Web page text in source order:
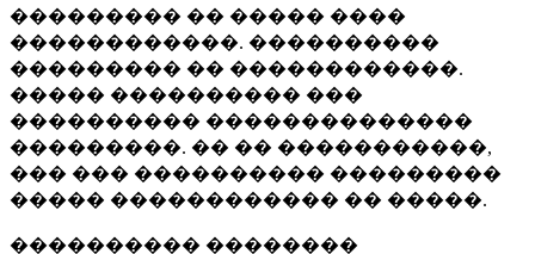
��������� �� ����� ����
������������. ����������
��������� �� ������������.
����� ���������� ���
���������� ��������������
���������. �� �� �����������,
��� ��� ���������� ���������
����� ������������ �� �����.
���������� ��������